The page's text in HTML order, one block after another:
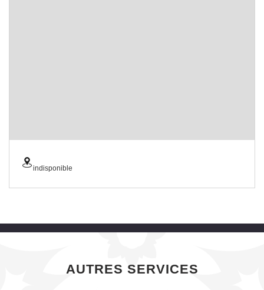
indisponible
AUTRES SERVICES